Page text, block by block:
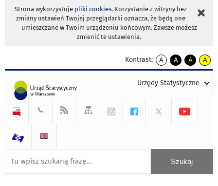
Strona wykorzystuje pliki cookies. Korzystanie z witryny bez
zmiany ustawień Twojej przeglądarki oznacza, że będą one
umieszczane w Twoim urządzeniu końcowym. Zawsze możesz
zmienić te ustawienia.
Kontrast:
A
kontrast
A
kontrast
tekst
czarnym
A
kontrast
tekst
czarnym
A
tekst
żółtym
Urzędy Statystyczne